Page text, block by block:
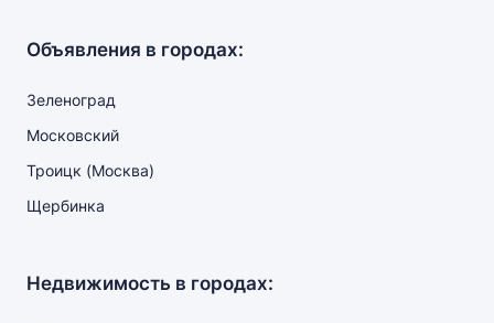
Объявления в городах:
Зеленоград
Московский
Троицк (Москва)
Щербинка
Недвижимость в городах: